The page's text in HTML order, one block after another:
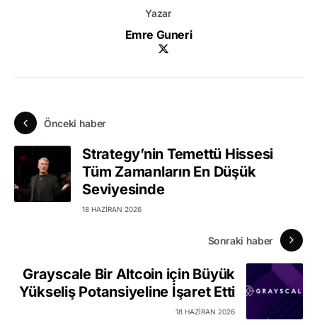
Yazar
Emre Guneri
Önceki haber
Strategy’nin Temettü Hissesi
Tüm Zamanların En Düşük
Seviyesinde
18 HAZIRAN 2026
Sonraki haber
Grayscale Bir Altcoin için Büyük
Yükseliş Potansiyeline İşaret Etti
18 HAZIRAN 2026